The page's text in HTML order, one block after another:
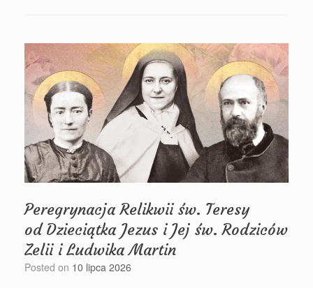
Peregrynacja Relikwii św. Teresy
od Dzieciątka Jezus i Jej św. Rodziców
Zelii i Ludwika Martin
Posted on 10 lipca 2026